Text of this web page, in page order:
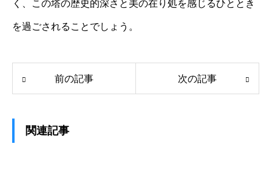
く、この塔の歴史的深さと美の在り処を感じるひととき
を過ごされることでしょう。
前の記事 次の記事
関連記事